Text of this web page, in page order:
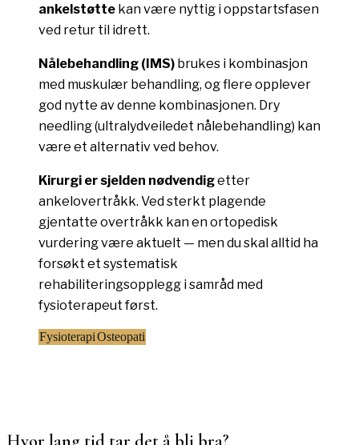
ankelstøtte kan være nyttig i oppstartsfasen
ved retur til idrett.
Nålebehandling (IMS) brukes i kombinasjon
med muskulær behandling, og flere opplever
god nytte av denne kombinasjonen. Dry
needling (ultralydveiledet nålebehandling) kan
være et alternativ ved behov.
Kirurgi er sjelden nødvendigetter
ankelovertråkk. Ved sterkt plagende
gjentatte overtråkk kan en ortopedisk
vurdering være aktuelt — men du skal alltid ha
forsøkt et systematisk
rehabiliteringsopplegg i samråd med
fysioterapeut først.
FysioterapiOsteopati